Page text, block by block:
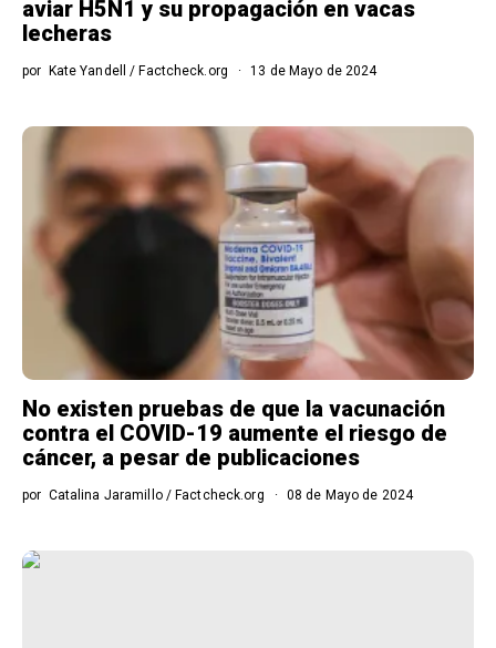
aviar H5N1 y su propagación en vacas
lecheras
por Kate Yandell / Factcheck.org 13 de Mayo de 2024
No existen pruebas de que la vacunación
contra el COVID-19 aumente el riesgo de
cáncer, a pesar de publicaciones
por Catalina Jaramillo / Factcheck.org 08 de Mayo de 2024